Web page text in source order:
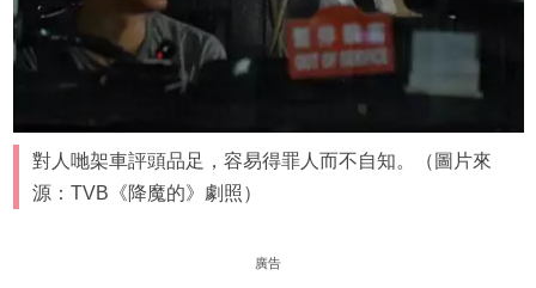
對人哋架車評頭品足，容易得罪人而不自知。（圖片來
源：TVB《降魔的》劇照）
廣告